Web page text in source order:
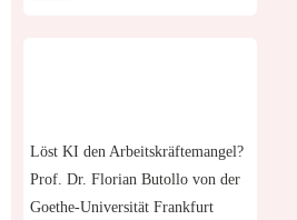
Löst KI den Arbeitskräftemangel?
Prof. Dr. Florian Butollo von der
Goethe-Universität Frankfurt